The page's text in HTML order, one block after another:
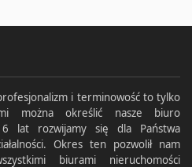
i terminowość to tylko
można określić nasze biuro
lat rozwijamy się dla Państwa
Okres ten pozwolił nam
biurami nieruchomości